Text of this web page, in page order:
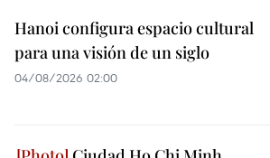
Hanoi configura espacio cultural
para una visión de un siglo
04/08/2026 02:00